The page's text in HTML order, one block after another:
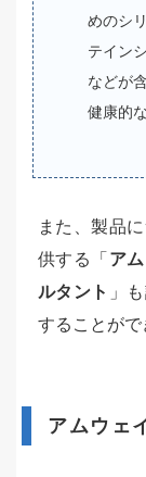
めのシ
テイン
などが
健康的
また、製品
供する「 ア
ルタント 」
することがで
アムウェ